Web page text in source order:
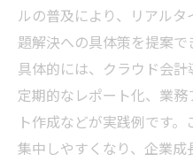
経営効率化を実現す
経営効率化に強
税理士選びで押
信頼できる税理
税理士との相性
ルの普及により、リアル
題解決への具体策を提案で
具体的には、クラウド会
定期的なレポート化、業
ト作成などが実践例です
集中しやすくなり、企業